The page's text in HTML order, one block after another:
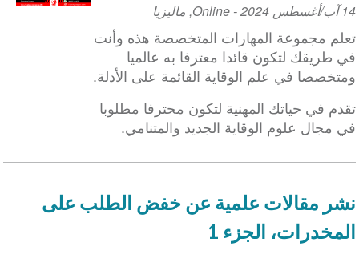
2021
إن
توافر
العلاج
على
العلم
Event
Date
14 آب/أغسطس 2024 -
Online
, ماليزيا
تعلم مجموعة المهارات المتخصصة هذه وأنت
في طريقك لتكون قائدا معترفا به عالميا
ومتخصصا في علم الوقاية القائمة على الأدلة.
تقدم في حياتك المهنية لتكون محترفا مطلوبا
في مجال علوم الوقاية الجديد والمتنامي.
نشر مقالات علمية عن خفض الطلب على
المخدرات، الجزء 1